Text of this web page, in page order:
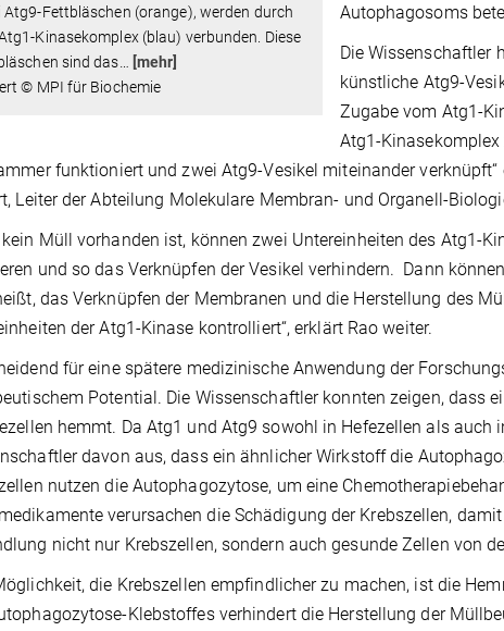
Atg9-Fettbläschen (orange), werden durch
Kinasekomplex (blau) verbunden. Diese
sind das
[mehr]
© MPI für Biochemie
Autophagosoms
Die Wissenschaftler
künstliche Atg9-
Zugabe vom Atg1-
Atg1-
funktioniert und zwei Atg9-Vesikel miteinander
Leiter der Abteilung Molekulare Membran- und Organell-
kein Müll vorhanden ist, können zwei Untereinheiten des Atg1-
und so das Verknüpfen der Vesikel verhindern. Dann
das Verknüpfen der Membranen und die Herstellung des
der Atg1-Kinase kontrolliert“, erklärt Rao weiter.
für eine spätere medizinische Anwendung der
Potential. Die Wissenschaftler konnten zeigen, dass
hemmt. Da Atg1 und Atg9 sowohl in Hefezellen als
davon aus, dass ein ähnlicher Wirkstoff die
nutzen die Autophagozytose, um eine
verursachen die Schädigung der Krebszellen,
nicht nur Krebszellen, sondern auch gesunde Zellen von
die Krebszellen empfindlicher zu machen, ist die
Klebstoffes verhindert die Herstellung der